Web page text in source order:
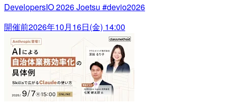
DevelopersIO 2026 Joetsu #devio2026
開催前2026年10月16日(金) 14:00